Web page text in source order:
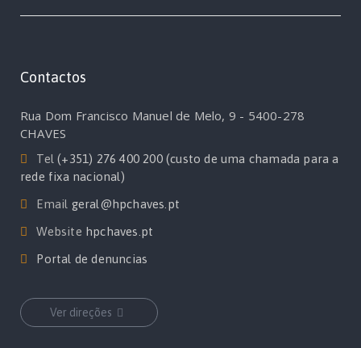
Contactos
Rua Dom Francisco Manuel de Melo, 9 - 5400-278
CHAVES
Tel(+351) 276 400 200 (custo de uma chamada para a
rede fixa nacional)
Email geral@hpchaves.pt
Website hpchaves.pt
Portal de denuncias
Ver direções